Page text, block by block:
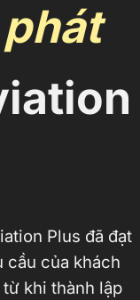
phát
Plus đã đạt
cầu của khách
khi thành lập